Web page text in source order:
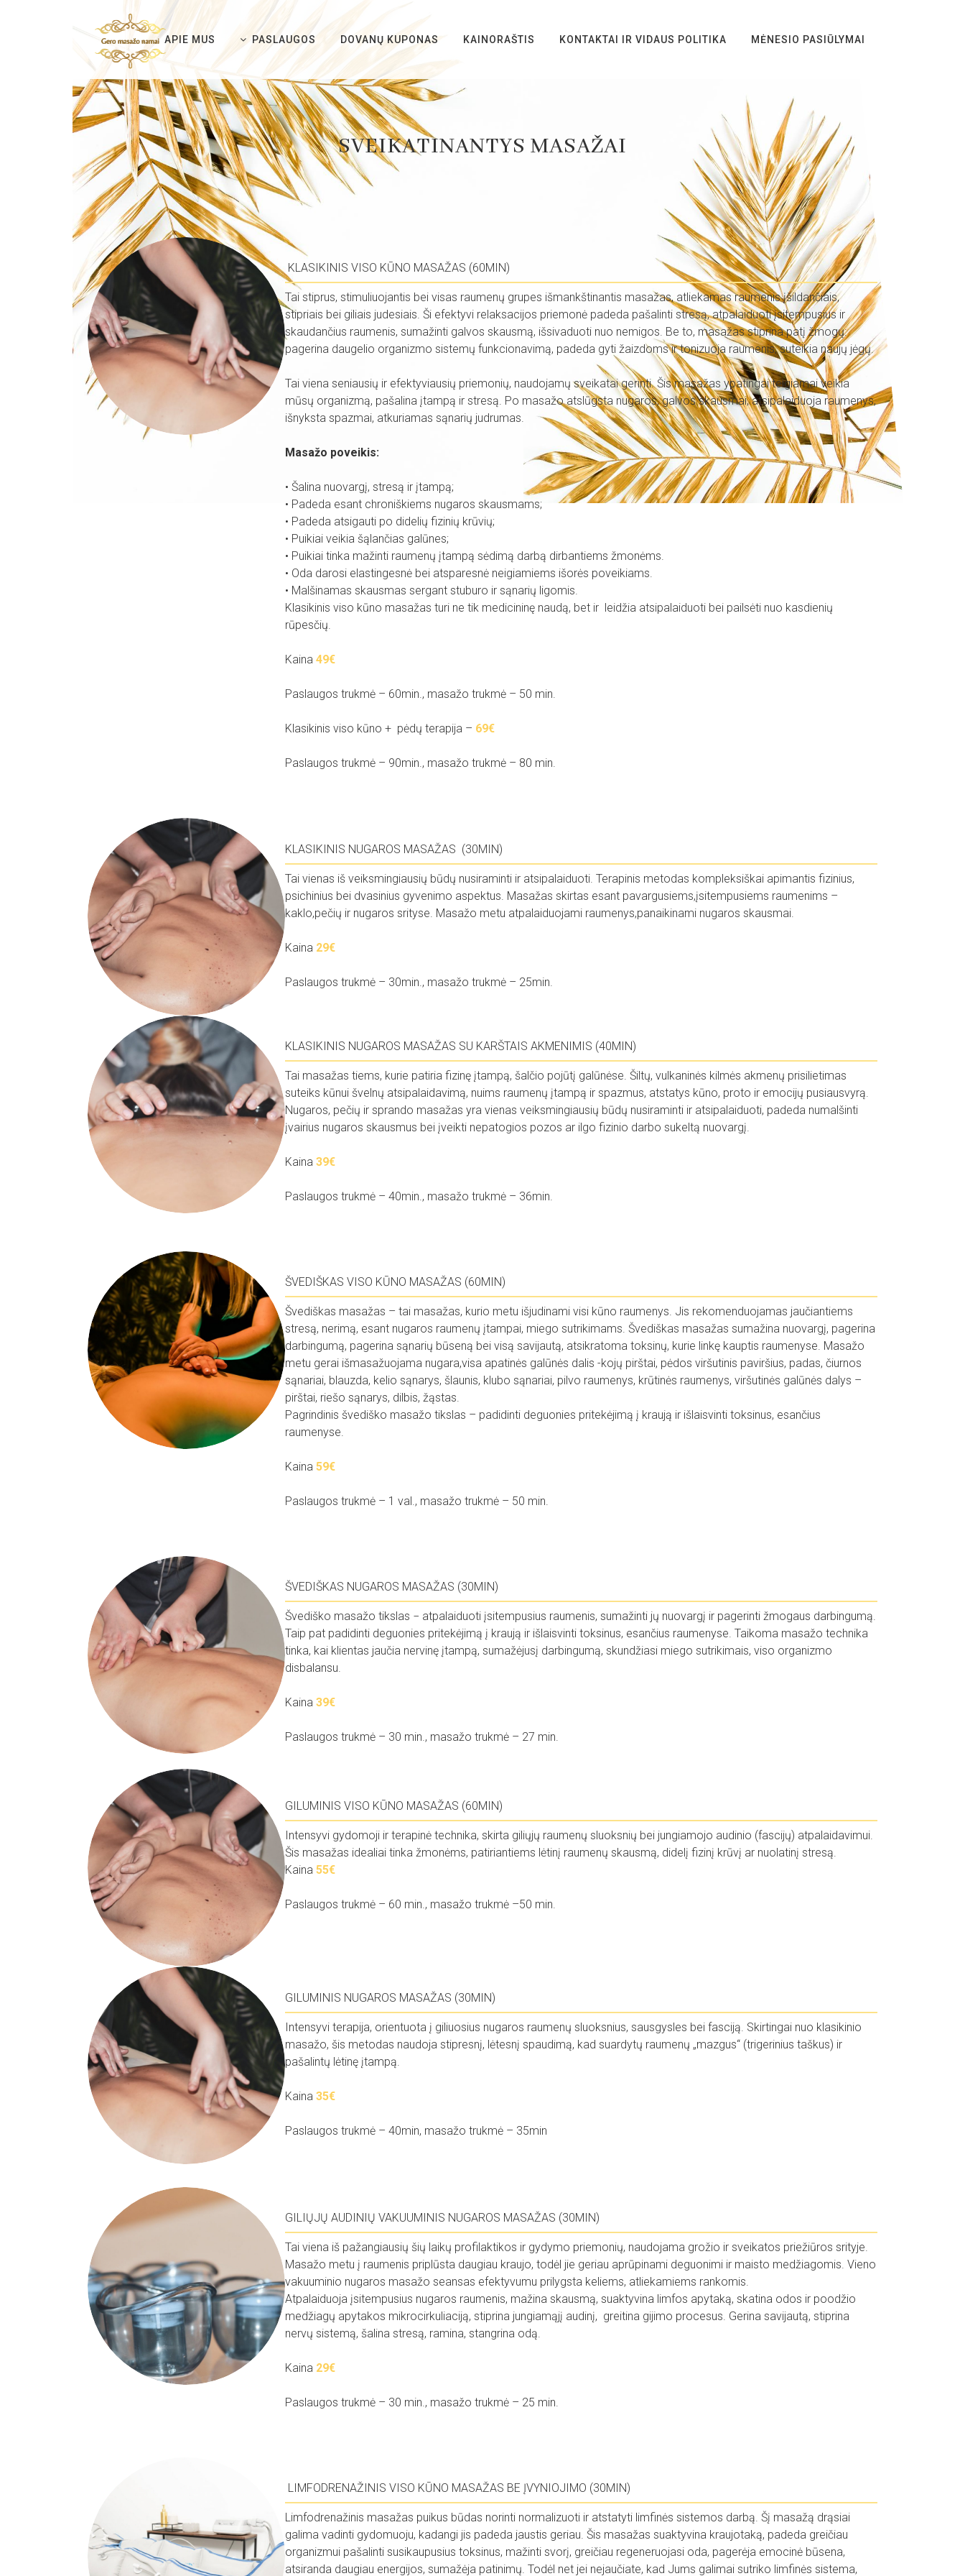
APIE MUS PASLAUGOS DOVANŲ KUPONAS KAINORAŠTIS KONTAKTAI IR VIDAUS POLITIKA MĖNESIO PASIŪLYMAI
SVEIKATINANTYS MASAŽAI
KLASIKINIS VISO KŪNO MASAŽAS (60MIN)
Tai stiprus, stimuliuojantis bei visas raumenų grupes išmankštinantis masažas, atliekamas raumenis įšildančiais,
stipriais bei giliais judesiais. Ši efektyvi relaksacijos priemonė padeda pašalinti stresą, atpalaiduoti įsitempusius ir
skaudančius raumenis, sumažinti galvos skausmą, išsivaduoti nuo nemigos. Be to, masažas stiprina patį žmogų:
pagerina daugelio organizmo sistemų funkcionavimą, padeda gyti žaizdoms ir tonizuoja raumenis, suteikia naujų jėgų.
Tai viena seniausių ir efektyviausių priemonių, naudojamų sveikatai gerinti. Šis masažas ypatingai teigiamai veikia
mūsų organizmą, pašalina įtampą ir stresą. Po masažo atslūgsta nugaros, galvos skausmai, atsipalaiduoja raumenys,
išnyksta spazmai, atkuriamas sąnarių judrumas.
Masažo poveikis:
• Šalina nuovargį, stresą ir įtampą;
• Padeda esant chroniškiems nugaros skausmams;
• Padeda atsigauti po didelių fizinių krūvių;
• Puikiai veikia šąlančias galūnes;
• Puikiai tinka mažinti raumenų įtampą sėdimą darbą dirbantiems žmonėms.
• Oda darosi elastingesnė bei atsparesnė neigiamiems išorės poveikiams.
• Malšinamas skausmas sergant stuburo ir sąnarių ligomis.
Klasikinis viso kūno masažas turi ne tik medicininę naudą, bet ir leidžia atsipalaiduoti bei pailsėti nuo kasdienių
rūpesčių.
Kaina 49€
Paslaugos trukmė – 60min., masažo trukmė – 50 min.
Klasikinis viso kūno + pėdų terapija – 69€
Paslaugos trukmė – 90min., masažo trukmė – 80 min.
KLASIKINIS NUGAROS MASAŽAS (30MIN)
Tai vienas iš veiksmingiausių būdų nusiraminti ir atsipalaiduoti. Terapinis metodas kompleksiškai apimantis fizinius,
psichinius bei dvasinius gyvenimo aspektus. Masažas skirtas esant pavargusiems,įsitempusiems raumenims –
kaklo,pečių ir nugaros srityse. Masažo metu atpalaiduojami raumenys,panaikinami nugaros skausmai.
Kaina 29€
Paslaugos trukmė – 30min., masažo trukmė – 25min.
KLASIKINIS NUGAROS MASAŽAS SU KARŠTAIS AKMENIMIS (40MIN)
Tai masažas tiems, kurie patiria fizinę įtampą, šalčio pojūtį galūnėse. Šiltų, vulkaninės kilmės akmenų prisilietimas
suteiks kūnui švelnų atsipalaidavimą, nuims raumenų įtampą ir spazmus, atstatys kūno, proto ir emocijų pusiausvyrą.
Nugaros, pečių ir sprando masažas yra vienas veiksmingiausių būdų nusiraminti ir atsipalaiduoti, padeda numalšinti
įvairius nugaros skausmus bei įveikti nepatogios pozos ar ilgo fizinio darbo sukeltą nuovargį.
Kaina 39€
Paslaugos trukmė – 40min., masažo trukmė – 36min.
ŠVEDIŠKAS VISO KŪNO MASAŽAS (60MIN)
Švediškas masažas – tai masažas, kurio metu išjudinami visi kūno raumenys. Jis rekomenduojamas jaučiantiems
stresą, nerimą, esant nugaros raumenų įtampai, miego sutrikimams. Švediškas masažas sumažina nuovargį, pagerina
darbingumą, pagerina sąnarių būseną bei visą savijautą, atsikratoma toksinų, kurie linkę kauptis raumenyse. Masažo
metu gerai išmasažuojama nugara,visa apatinės galūnės dalis -kojų pirštai, pėdos viršutinis paviršius, padas, čiurnos
sąnariai, blauzda, kelio sąnarys, šlaunis, klubo sąnariai, pilvo raumenys, krūtinės raumenys, viršutinės galūnės dalys –
pirštai, riešo sąnarys, dilbis, žąstas.
Pagrindinis švediško masažo tikslas – padidinti deguonies pritekėjimą į kraują ir išlaisvinti toksinus, esančius
raumenyse.
Kaina 59€
Paslaugos trukmė – 1 val., masažo trukmė – 50 min.
ŠVEDIŠKAS NUGAROS MASAŽAS (30MIN)
Švediško masažo tikslas − atpalaiduoti įsitempusius raumenis, sumažinti jų nuovargį ir pagerinti žmogaus darbingumą.
Taip pat padidinti deguonies pritekėjimą į kraują ir išlaisvinti toksinus, esančius raumenyse. Taikoma masažo technika
tinka, kai klientas jaučia nervinę įtampą, sumažėjusį darbingumą, skundžiasi miego sutrikimais, viso organizmo
disbalansu.
Kaina 39€
Paslaugos trukmė – 30 min., masažo trukmė – 27 min.
GILUMINIS VISO KŪNO MASAŽAS (60MIN)
Intensyvi gydomoji ir terapinė technika, skirta giliųjų raumenų sluoksnių bei jungiamojo audinio (fascijų) atpalaidavimui.
Šis masažas idealiai tinka žmonėms, patiriantiems lėtinį raumenų skausmą, didelį fizinį krūvį ar nuolatinį stresą.
Kaina 55€
Paslaugos trukmė – 60 min., masažo trukmė –50 min.
GILUMINIS NUGAROS MASAŽAS (30MIN)
Intensyvi terapija, orientuota į giliuosius nugaros raumenų sluoksnius, sausgysles bei fasciją. Skirtingai nuo klasikinio
masažo, šis metodas naudoja stipresnį, lėtesnį spaudimą, kad suardytų raumenų „mazgus“ (trigerinius taškus) ir
pašalintų lėtinę įtampą.
Kaina 35€
Paslaugos trukmė – 40min, masažo trukmė – 35min
GILIŲJŲ AUDINIŲ VAKUUMINIS NUGAROS MASAŽAS (30MIN)
Tai viena iš pažangiausių šių laikų profilaktikos ir gydymo priemonių, naudojama grožio ir sveikatos priežiūros srityje.
Masažo metu į raumenis priplūsta daugiau kraujo, todėl jie geriau aprūpinami deguonimi ir maisto medžiagomis. Vieno
vakuuminio nugaros masažo seansas efektyvumu prilygsta keliems, atliekamiems rankomis.
Atpalaiduoja įsitempusius nugaros raumenis, mažina skausmą, suaktyvina limfos apytaką, skatina odos ir poodžio
medžiagų apytakos mikrocirkuliaciją, stiprina jungiamąjį audinį, greitina gijimo procesus. Gerina savijautą, stiprina
nervų sistemą, šalina stresą, ramina, stangrina odą.
Kaina 29€
Paslaugos trukmė – 30 min., masažo trukmė – 25 min.
LIMFODRENAŽINIS VISO KŪNO MASAŽAS BE ĮVYNIOJIMO (30MIN)
Limfodrenažinis masažas puikus būdas norinti normalizuoti ir atstatyti limfinės sistemos darbą. Šį masažą drąsiai
galima vadinti gydomuoju, kadangi jis padeda jaustis geriau. Šis masažas suaktyvina kraujotaką, padeda greičiau
organizmui pašalinti susikaupusius toksinus, mažinti svorį, greičiau regeneruojasi oda, pagerėja emocinė būsena,
atsiranda daugiau energijos, sumažėja patinimų. Todėl net jei nejaučiate, kad Jums galimai sutriko limfinės sistema,